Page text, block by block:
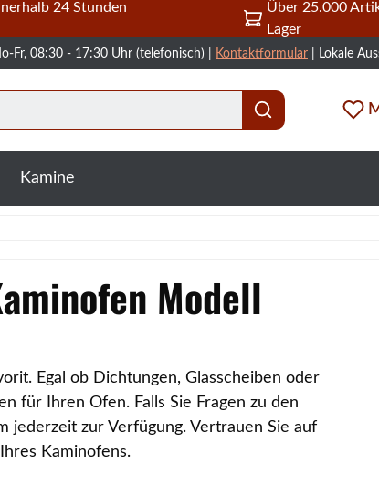
24 Stunden
Über 25.000
Lager
Fr, 08:30 - 17:30 Uhr (telefonisch) | Kontaktformular | Lokale
Kamine
Modell
Egal ob Dichtungen, Glasscheiben oder
für Ihren Ofen. Falls Sie Fragen zu den
jederzeit zur Verfügung. Vertrauen Sie auf
Kaminofens.